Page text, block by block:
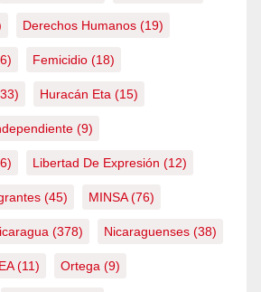
Derechos Humanos (19)
Femicidio (18)
Huracán Eta (15)
(9)
Libertad De Expresión (12)
(45) MINSA(76)
(378) Nicaraguenses (38)
(11) Ortega (9)